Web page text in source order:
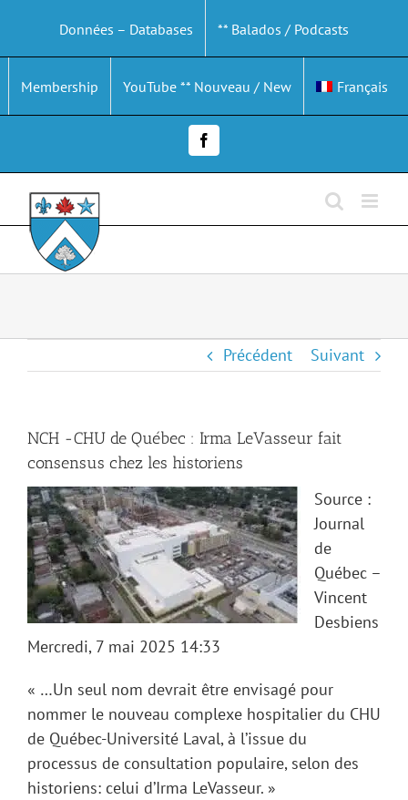
contenu
Données – Databases ** Balados / Podcasts
Membership YouTube ** Nouveau / New Français
Facebook
Précédent Suivant
NCH -CHU de Québec : Irma LeVasseur fait
consensus chez les historiens
Source :
Journal
de
Québec –
Vincent
Desbiens
Mercredi, 7 mai 2025 14:33
« …Un seul nom devrait être envisagé pour
nommer le nouveau complexe hospitalier du CHU
de Québec-Université Laval, à l’issue du
processus de consultation populaire, selon des
historiens: celui d’Irma LeVasseur. »